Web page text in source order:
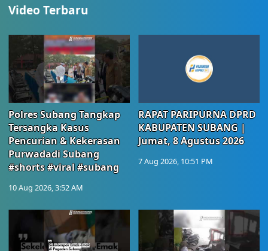
Video Terbaru
Polres Subang Tangkap
Tersangka Kasus
Pencurian & Kekerasan
Purwadadi Subang
#shorts #viral #subang
10 Aug 2026, 3:52 AM
RAPAT PARIPURNA DPRD
KABUPATEN SUBANG |
Jumat, 8 Agustus 2026
7 Aug 2026, 10:51 PM